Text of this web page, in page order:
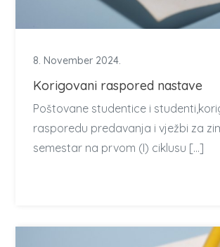
8. November 2024.
Korigovani raspored nastave
Poštovane studentice i
rasporedu predavanja i vježbi za
semestar na prvom (I) ciklusu […]